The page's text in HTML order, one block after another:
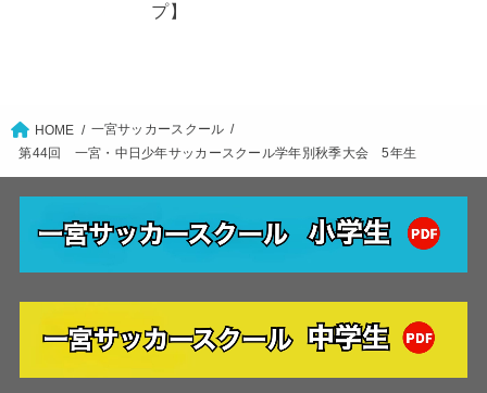
プ】
HOME
一宮サッカースクール
第44回 一宮・中日少年サッカースクール学年別秋季大会 5年生